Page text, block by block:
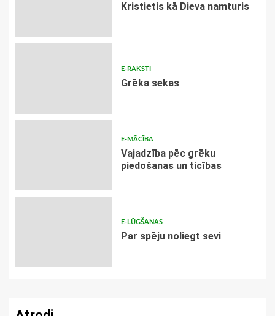
Kristietis kā Dieva namturis
E-RAKSTI
Grēka sekas
E-MĀCĪBA
Vajadzība pēc grēku
piedošanas un ticības
E-LŪGŠANAS
Par spēju noliegt sevi